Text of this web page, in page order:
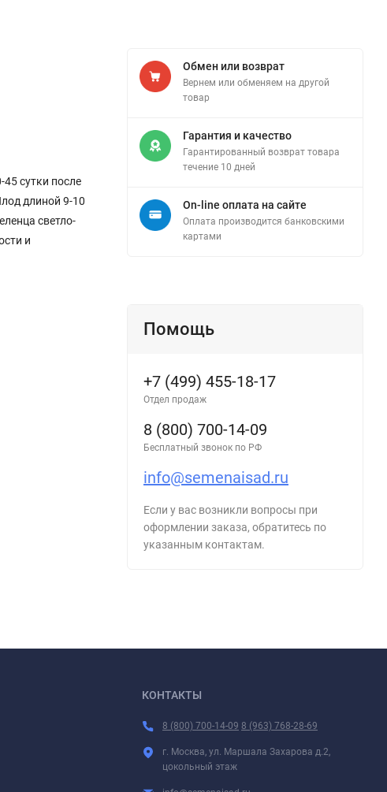
сутки после
длиной 9-10
светло-
и
Обмен или возврат
Вернем или обменяем на другой
товар
Гарантия и качество
Гарантированный возврат товара
течение 10 дней
On-line оплата на сайте
Оплата производится банковскими
картами
Помощь
+7 (499) 455-18-17
Отдел продаж
8 (800) 700-14-09
Бесплатный звонок по РФ
info@semenaisad.ru
Если у вас возникли вопросы при
оформлении заказа, обратитесь по
указанным контактам.
КОНТАКТЫ
8 (800) 700-14-09 8 (963) 768-28-69
г. Москва, ул. Маршала Захарова д.2,
цокольный этаж